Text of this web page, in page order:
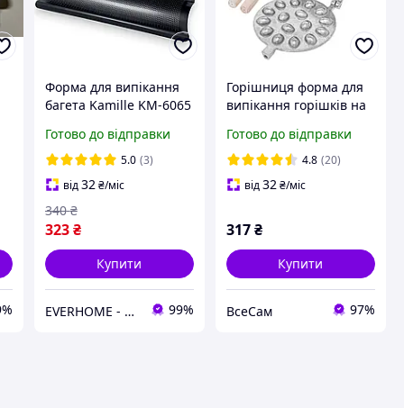
Форма для випікання
багета Kamille KM-6065
секції з антипригарним
покриттям
Готово до відправки
5.0 (3)
від32 ₴/міс
323 ₴
340 ₴
Купити
EVERHOME - Затишок для дому 99%
Горішниця форма для
випікання горішків на
знімними ручками RS
Готово до відправки
4.8 (20)
від32₴/міс
317₴
Купити
ВсеСам 97%